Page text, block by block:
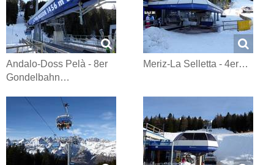
Andalo-Doss Pelà - 8er
Gondelbahn…
Meriz-La Selletta - 4er…